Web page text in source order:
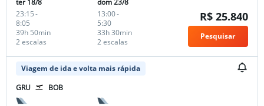
23:15-
8:05
2 escalas
39h 50min
13:00-
5:30
2 escalas
33h 30min
R$ 25.840
Pesquisar
Viagem de ida e volta mais rápida
GRU
BOB